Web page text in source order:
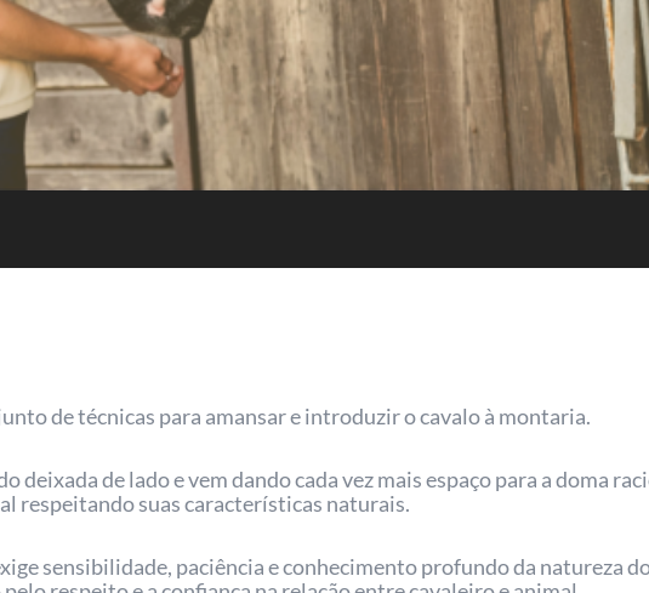
de técnicas para amansar e introduzir o cavalo à montaria.
deixada de lado e vem dando cada vez mais espaço para a doma
respeitando suas características naturais.
sensibilidade, paciência e conhecimento profundo da natureza